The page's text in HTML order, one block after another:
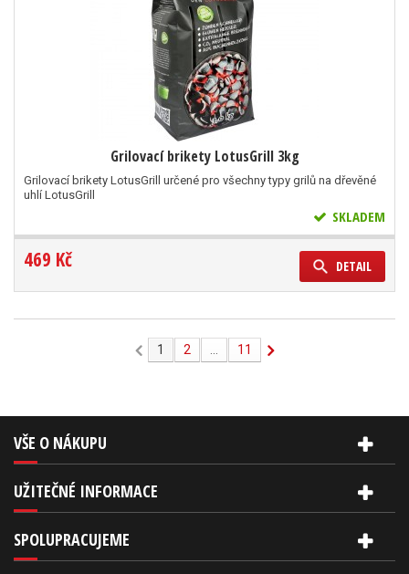
Grilovací brikety LotusGrill 3kg
Grilovací brikety LotusGrill určené pro všechny typy grilů na dřevěné
uhlí LotusGrill
SKLADEM
469 Kč DETAIL
1 2 11
VŠE O NÁKUPU
UŽITEČNÉ INFORMACE
SPOLUPRACUJEME